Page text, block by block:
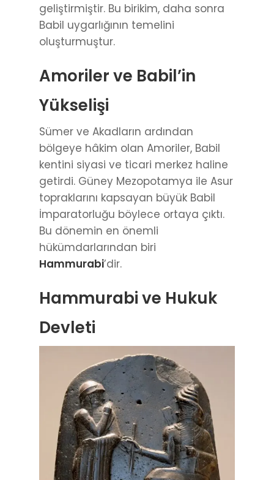
geliştirmiştir. Bu birikim, daha sonra
Babil uygarlığının temelini
oluşturmuştur.
Amoriler ve Babil’in
Yükselişi
Sümer ve Akadların ardından
bölgeye hâkim olan Amoriler, Babil
kentini siyasi ve ticari merkez haline
getirdi. Güney Mezopotamya ile Asur
topraklarını kapsayan büyük Babil
İmparatorluğu böylece ortaya çıktı.
Bu dönemin en önemli
hükümdarlarından biri
Hammurabi’dir.
Hammurabi ve Hukuk
Devleti